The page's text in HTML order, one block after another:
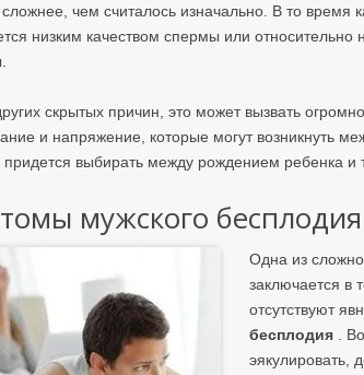
сложнее, чем считалось изначально. В то
низким качеством спермы или
скрытых причин, это может вызвать
и напряжение, которые могут возникнуть
выбирать между рождением ребенка и
мужского бесплодия
Одна из
заключается в
отсутствуют
бесплодия .
эякулировать,